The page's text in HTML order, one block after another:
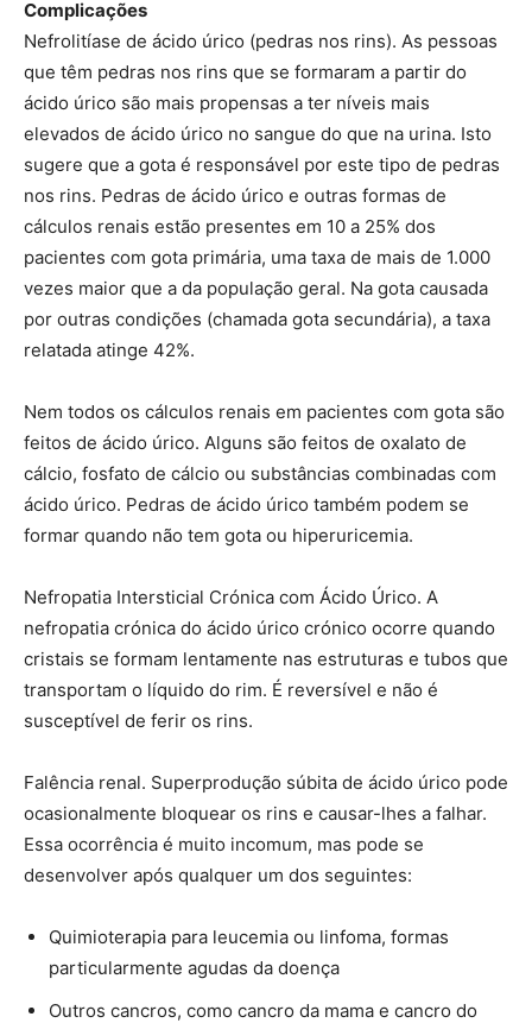
Complicações
Nefrolitíase de ácido úrico (pedras nos rins). As pessoas
que têm pedras nos rins que se formaram a partir do
ácido úrico são mais propensas a ter níveis mais
elevados de ácido úrico no sangue do que na urina. Isto
sugere que a gota é responsável por este tipo de pedras
nos rins. Pedras de ácido úrico e outras formas de
cálculos renais estão presentes em 10 a 25% dos
pacientes com gota primária, uma taxa de mais de 1.000
vezes maior que a da população geral. Na gota causada
por outras condições (chamada gota secundária), a taxa
relatada atinge 42%.
Nem todos os cálculos renais em pacientes com gota são
feitos de ácido úrico. Alguns são feitos de oxalato de
cálcio, fosfato de cálcio ou substâncias combinadas com
ácido úrico. Pedras de ácido úrico também podem se
formar quando não tem gota ou hiperuricemia.
Nefropatia Intersticial Crónica com Ácido Úrico. A
nefropatia crónica do ácido úrico crónico ocorre quando
cristais se formam lentamente nas estruturas e tubos que
transportam o líquido do rim. É reversível e não é
susceptível de ferir os rins.
Falência renal. Superprodução súbita de ácido úrico pode
ocasionalmente bloquear os rins e causar-lhes a falhar.
Essa ocorrência é muito incomum, mas pode se
desenvolver após qualquer um dos seguintes:
Quimioterapia para leucemia ou linfoma, formas
particularmente agudas da doença
Outros cancros, como cancro da mama e cancro do